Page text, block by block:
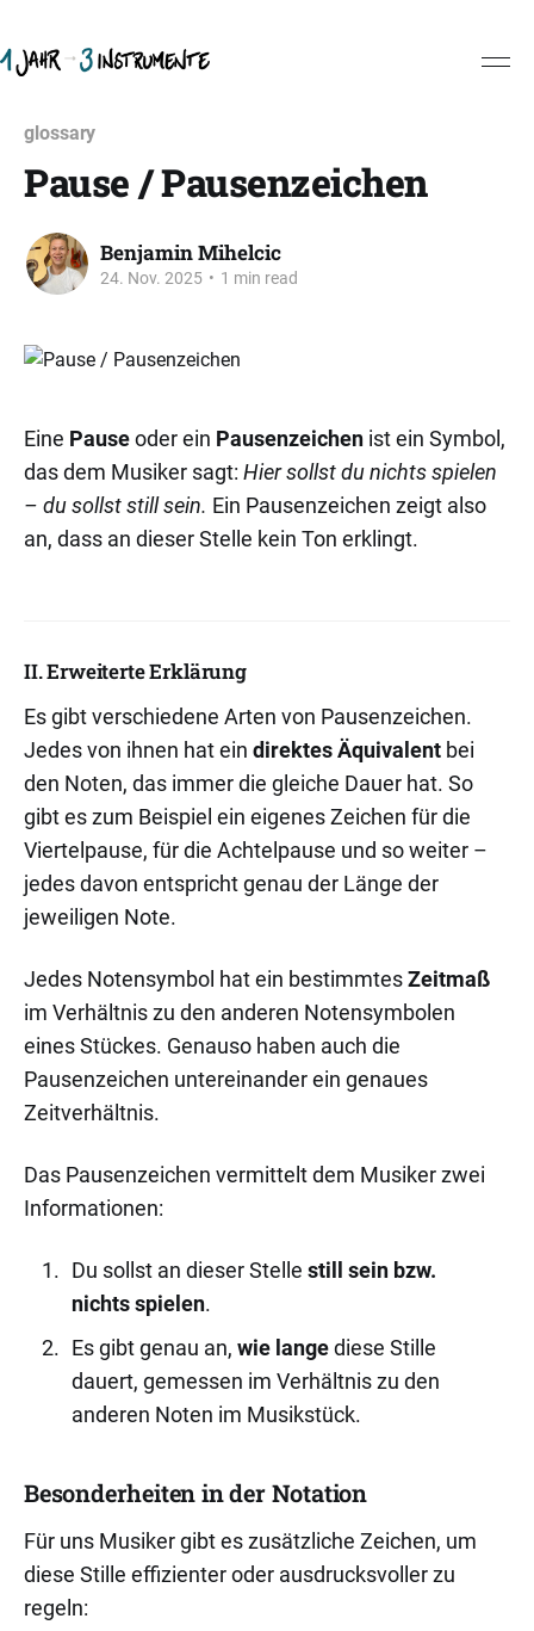
glossary
Pause / Pausenzeichen
Benjamin Mihelcic
24. Nov. 2025 • 1 min read
Eine Pauseoder ein Pausenzeichen ist ein Symbol,
das dem Musiker sagt: Hier sollst du nichts spielen
– du sollst still sein. Ein Pausenzeichen zeigt also
an, dass an dieser Stelle kein Ton erklingt.
II. Erweiterte Erklärung
Es gibt verschiedene Arten von Pausenzeichen.
Jedes von ihnen hat ein direktes Äquivalent bei
den Noten, das immer die gleiche Dauer hat. So
gibt es zum Beispiel ein eigenes Zeichen für die
Viertelpause, für die Achtelpause und so weiter –
jedes davon entspricht genau der Länge der
jeweiligen Note.
Jedes Notensymbol hat ein bestimmtesZeitmaß
im Verhältnis zu den anderen Notensymbolen
eines Stückes. Genauso haben auch die
Pausenzeichen untereinander ein genaues
Zeitverhältnis.
Das Pausenzeichen vermittelt dem Musiker zwei
Informationen:
Du sollst an dieser Stelle still sein bzw.
nichts spielen.
Es gibt genau an, wie langediese Stille
dauert, gemessen im Verhältnis zu den
anderen Noten im Musikstück.
Besonderheiten in der Notation
Für uns Musiker gibt es zusätzliche Zeichen, um
diese Stille effizienter oder ausdrucksvoller zu
regeln: